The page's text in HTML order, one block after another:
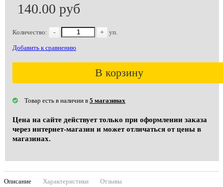
140.00 руб
Количество: - + уп.
Добавить к сравнению
В корзину
Товар есть в наличии в 5 магазинах
Цена на сайте действует только при оформлении заказа
через интернет-магазин и может отличаться от цены в
магазинах.
Описание Характеристики Отзывы